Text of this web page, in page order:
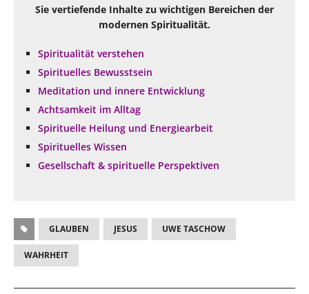
Sie vertiefende Inhalte zu wichtigen Bereichen der
modernen Spiritualität.
Spiritualität verstehen
Spirituelles Bewusstsein
Meditation und innere Entwicklung
Achtsamkeit im Alltag
Spirituelle Heilung und Energiearbeit
Spirituelles Wissen
Gesellschaft & spirituelle Perspektiven
GLAUBEN JESUS UWE TASCHOW
WAHRHEIT